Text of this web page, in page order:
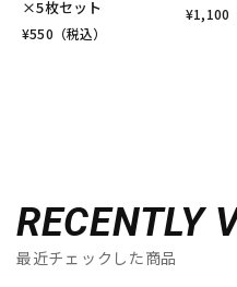
×5枚セット
¥550 （税込）
¥1,100
RECENTLY
最近チェックした商品